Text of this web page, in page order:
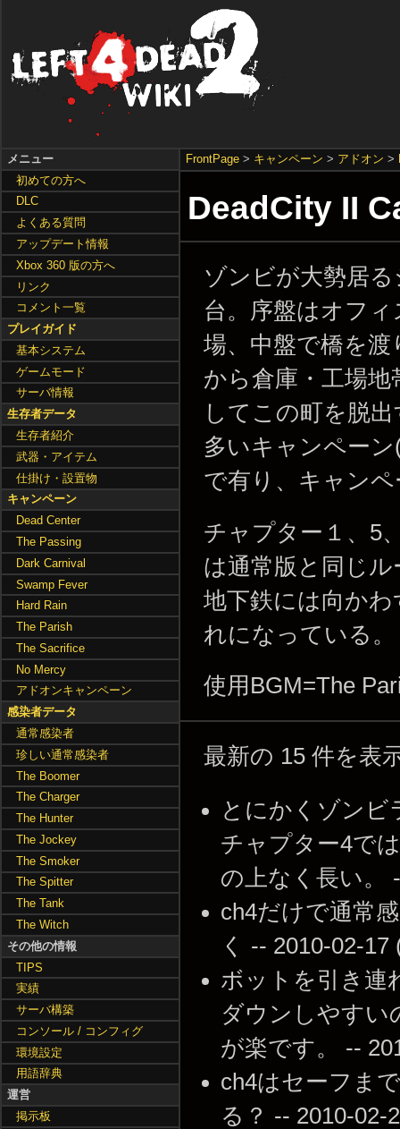
FrontPage > キャンペーン > アドオン >
DeadCity II
ゾンビが大勢居
台。序盤はオフ
場、中盤で橋を渡
から倉庫・工場
してこの町を脱
多いキャンペー
で有り、キャン
チャプター１、5
は通常版と同じ
地下鉄には向か
れになっている。
使用BGM=The
最新の 15 件を表
とにかくゾンビ
チャプター4で
の上なく長い。
ch4だけで通常
く -- 2010-02-17
ボットを引き連
ダウンしやすい
が楽です。 --
ch4はセーフま
る？ -- 2010-02-
メニュー
初めての方へ
DLC
よくある質問
アップデート情報
Xbox 360 版の方へ
リンク
コメント一覧
プレイガイド
基本システム
ゲームモード
サーバ情報
生存者データ
生存者紹介
武器・アイテム
仕掛け・設置物
キャンペーン
Dead Center
The Passing
Dark Carnival
Swamp Fever
Hard Rain
The Parish
The Sacrifice
No Mercy
アドオンキャンペーン
感染者データ
通常感染者
珍しい通常感染者
The Boomer
The Charger
The Hunter
The Jockey
The Smoker
The Spitter
The Tank
The Witch
その他の情報
TIPS
実績
サーバ構築
コンソール / コンフィグ
環境設定
用語辞典
運営
掲示板